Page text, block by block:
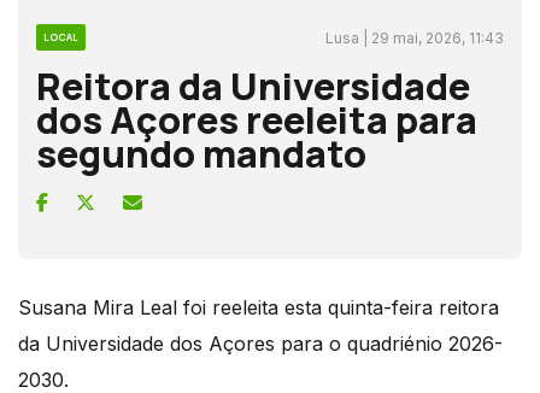
LOCAL Lusa | 29 mai, 2026, 11:43
Reitora da Universidade
dos Açores reeleita para
segundo mandato
Susana Mira Leal foi reeleita esta quinta-feira reitora
da Universidade dos Açores para o quadriénio 2026-
2030.